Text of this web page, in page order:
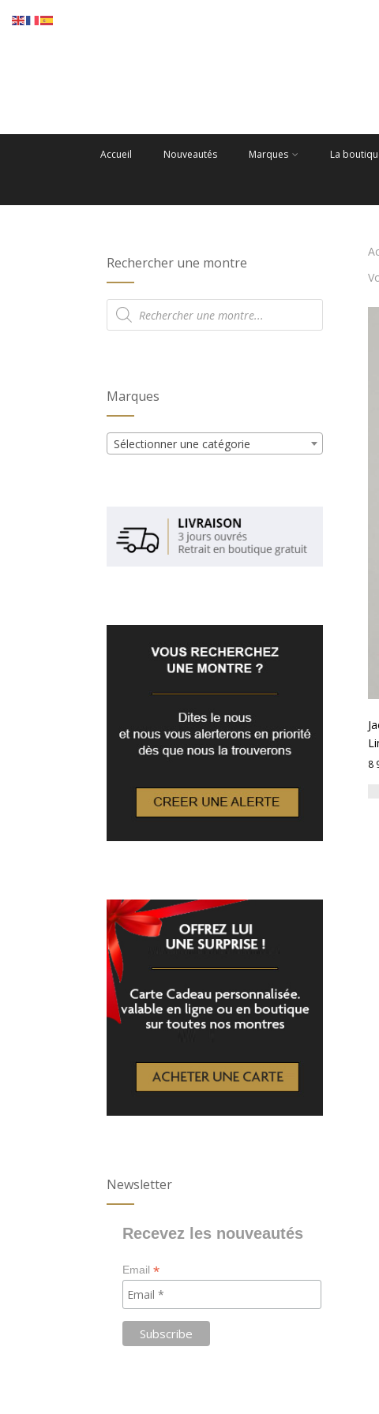
Accueil Nouveautés Marques La
8
Rechercher une montre
Recherche
de
produits
Marques
Sélectionner une catégorie
Newsletter
Recevez les nouveautés
Email*